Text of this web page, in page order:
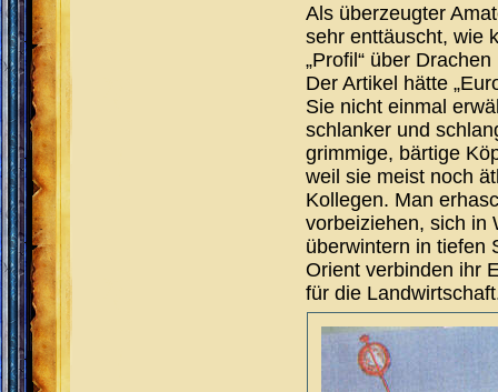
Als überzeugter
sehr enttäuscht, wie
„Profil“ über
Der Artikel hätte
Sie nicht einmal
schlanker und
grimmige, bärtige
weil sie meist noch
Kollegen. Man
vorbeiziehen, sich in
überwintern in tiefen
Orient verbinden ihr
für die